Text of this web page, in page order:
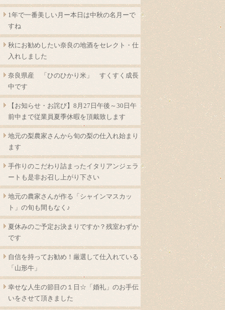
1年で一番美しい月ー本日は中秋の名月ーで
すね
秋にお勧めしたい奈良の地酒をセレクト・仕
入れしました
奈良県産 「ひのひかり米」 すくすく成長
中です
【お知らせ・お詫び】8月27日午後～30日午
前中まで従業員夏季休暇を頂戴致します
地元の梨農家さんから旬の梨の仕入れ始まり
ます
手作りのこだわり詰まったイタリアンジェラ
ートも是非お召し上がり下さい
地元の農家さんが作る「シャインマスカッ
ト」の旬も間もなく♪
夏休みのご予定お決まりですか？残室わずか
です
自信を持ってお勧め！厳選して仕入れている
「山形牛」
幸せな人生の節目の１日☆「婚礼」のお手伝
いをさせて頂きました